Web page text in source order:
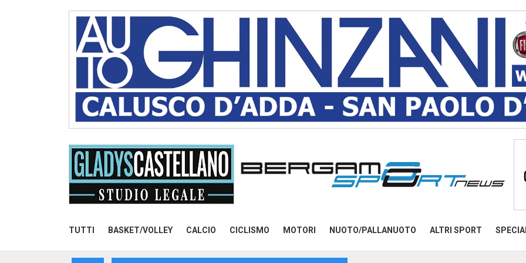
TUTTI BASKET/VOLLEY CALCIO CICLISMO MOTORI NUOTO/PALLANUOTO ALTRI SPORT